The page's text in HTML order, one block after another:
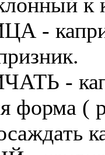
-
-
форма (